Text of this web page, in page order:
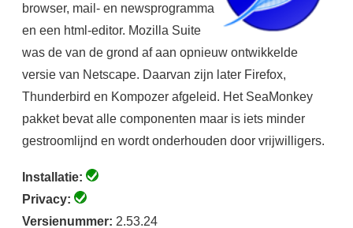
browser, mail- en newsprogramma
en een html-editor. Mozilla Suite
was de van de grond af aan opnieuw ontwikkelde
versie van Netscape. Daarvan zijn later Firefox,
Thunderbird en Kompozer afgeleid. Het SeaMonkey
pakket bevat alle componenten maar is iets minder
gestroomlijnd en wordt onderhouden door vrijwilligers.
Installatie:
Privacy:
Versienummer: 2.53.24